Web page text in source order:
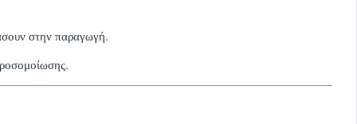
στην παραγωγή.